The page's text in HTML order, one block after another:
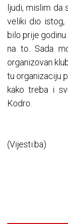
ljudi, mislim da
veliki dio istog,
bilo prije
na to. Sada
organizovan
tu organizaciju
kako treba i
Kodro.
(Vijesti.ba)